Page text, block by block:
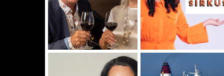
risteily
(Tätä
on
pyydetty,